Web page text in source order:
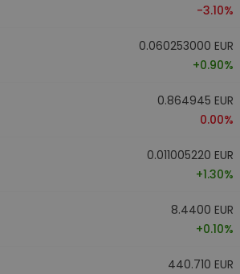
-3.10%
0.060253000 EUR
+0.90%
0.864945 EUR
0.00%
0.011005220 EUR
+1.30%
8.4400 EUR
+0.10%
440.710 EUR